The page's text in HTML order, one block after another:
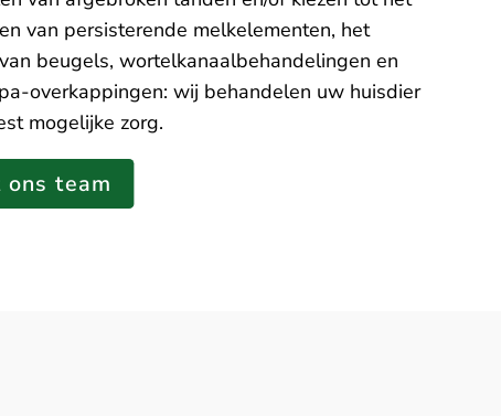
van persisterende melkelementen, het
beugels, wortelkanaalbehandelingen en
overkappingen: wij behandelen uw huisdier
mogelijke zorg.
team